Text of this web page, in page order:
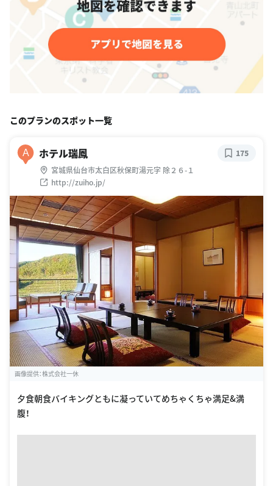
このプランのスポット一覧
A ホテル瑞鳳
宮城県仙台市太白区秋保町湯元字 除２６-１
http://zuiho.jp/
175
画像提供：株式会社一休
夕食朝食バイキングともに凝っていてめちゃくちゃ満足&満
腹！